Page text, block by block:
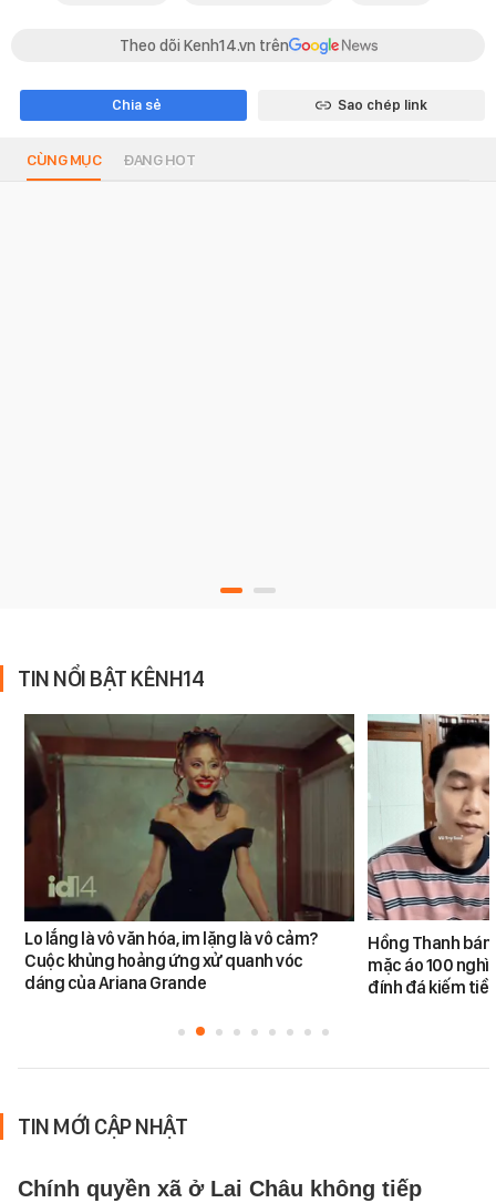
Theo dõi Kenh14.vn trên
Chia sẻ Sao chép link
CÙNG MỤC ĐANG HOT
TIN NỔI BẬT KÊNH14
Lo lắng là vô văn hóa, im lặng là vô cảm?
Cuộc khủng hoảng ứng xử quanh vóc
dáng của Ariana Grande
Hồng Thanh
mặc áo 100
đính đá kiếm
TIN MỚI CẬP NHẬT
Chính quyền xã ở Lai Châu không tiếp